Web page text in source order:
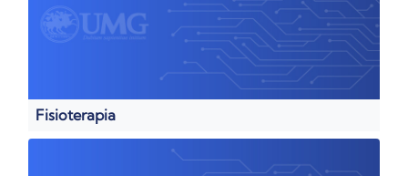
Fisioterapia